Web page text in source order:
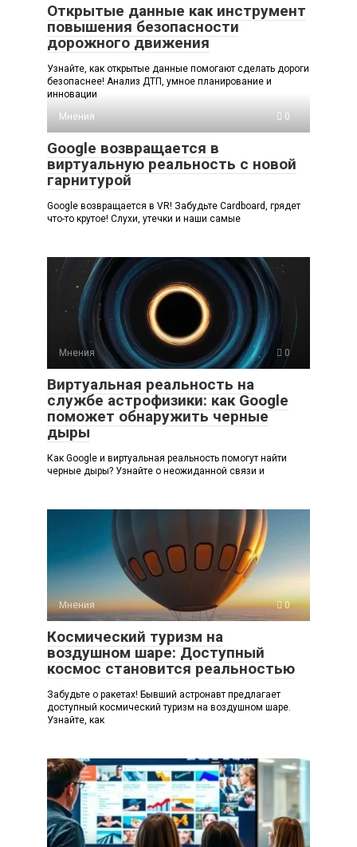
Открытые данные как инструмент
повышения безопасности
дорожного движения
Узнайте, как открытые данные помогают сделать дороги
безопаснее! Анализ ДТП, умное планирование и
инновации
Мнения
0
Google возвращается в
виртуальную реальность с новой
гарнитурой
Google возвращается в VR! Забудьте Cardboard, грядет
что-то крутое! Слухи, утечки и наши самые
Мнения 0
Виртуальная реальность на
службе астрофизики: как Google
поможет обнаружить черные
дыры
Как Google и виртуальная реальность помогут найти
черные дыры? Узнайте о неожиданной связи и
Мнения 0
Космический туризм на
воздушном шаре: Доступный
космос становится реальностью
Забудьте о ракетах! Бывший астронавт предлагает
доступный космический туризм на воздушном шаре.
Узнайте, как